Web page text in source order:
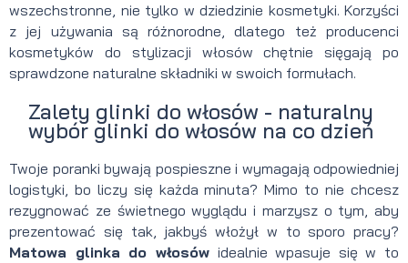
wszechstronne, nie tylko w dziedzinie kosmetyki. Korzyści
z jej używania są różnorodne, dlatego też producenci
kosmetyków do stylizacji włosów chętnie sięgają po
sprawdzone naturalne składniki w swoich formułach.
Zalety glinki do włosów - naturalny
wybór glinki do włosów na co dzień
Twoje poranki bywają pospieszne i wymagają odpowiedniej
logistyki, bo liczy się każda minuta? Mimo to nie chcesz
rezygnować ze świetnego wyglądu i marzysz o tym, aby
prezentować się tak, jakbyś włożył w to sporo pracy?
Matowa glinka do włosówidealnie wpasuje się w to